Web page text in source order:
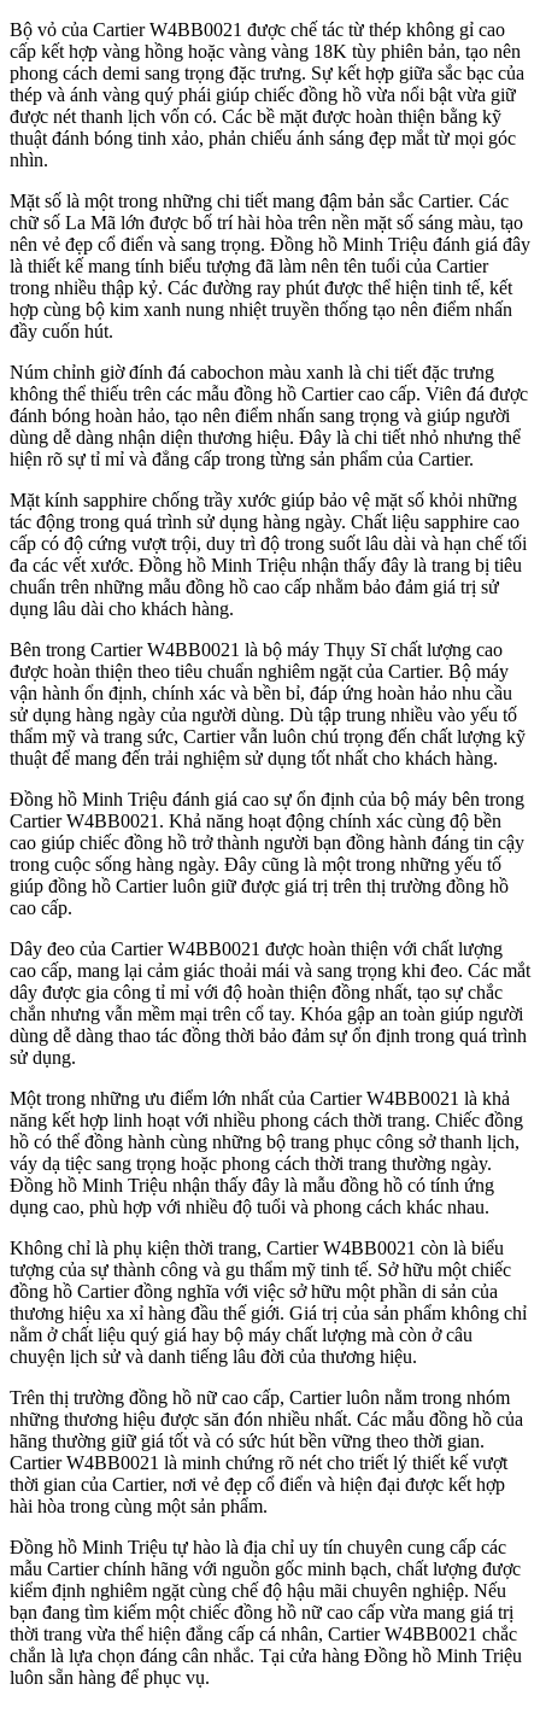
Bộ vỏ của Cartier W4BB0021 được chế tác từ thép không gỉ cao
cấp kết hợp vàng hồng hoặc vàng vàng 18K tùy phiên bản, tạo nên
phong cách demi sang trọng đặc trưng. Sự kết hợp giữa sắc bạc của
thép và ánh vàng quý phái giúp chiếc đồng hồ vừa nổi bật vừa giữ
được nét thanh lịch vốn có. Các bề mặt được hoàn thiện bằng kỹ
thuật đánh bóng tinh xảo, phản chiếu ánh sáng đẹp mắt từ mọi góc
nhìn.
Mặt số là một trong những chi tiết mang đậm bản sắc Cartier. Các
chữ số La Mã lớn được bố trí hài hòa trên nền mặt số sáng màu, tạo
nên vẻ đẹp cổ điển và sang trọng. Đồng hồ Minh Triệu đánh giá đây
là thiết kế mang tính biểu tượng đã làm nên tên tuổi của Cartier
trong nhiều thập kỷ. Các đường ray phút được thể hiện tinh tế, kết
hợp cùng bộ kim xanh nung nhiệt truyền thống tạo nên điểm nhấn
đầy cuốn hút.
Núm chỉnh giờ đính đá cabochon màu xanh là chi tiết đặc trưng
không thể thiếu trên các mẫu đồng hồ Cartier cao cấp. Viên đá được
đánh bóng hoàn hảo, tạo nên điểm nhấn sang trọng và giúp người
dùng dễ dàng nhận diện thương hiệu. Đây là chi tiết nhỏ nhưng thể
hiện rõ sự tỉ mỉ và đẳng cấp trong từng sản phẩm của Cartier.
Mặt kính sapphire chống trầy xước giúp bảo vệ mặt số khỏi những
tác động trong quá trình sử dụng hàng ngày. Chất liệu sapphire cao
cấp có độ cứng vượt trội, duy trì độ trong suốt lâu dài và hạn chế tối
đa các vết xước. Đồng hồ Minh Triệu nhận thấy đây là trang bị tiêu
chuẩn trên những mẫu đồng hồ cao cấp nhằm bảo đảm giá trị sử
dụng lâu dài cho khách hàng.
Bên trong Cartier W4BB0021 là bộ máy Thụy Sĩ chất lượng cao
được hoàn thiện theo tiêu chuẩn nghiêm ngặt của Cartier. Bộ máy
vận hành ổn định, chính xác và bền bỉ, đáp ứng hoàn hảo nhu cầu
sử dụng hàng ngày của người dùng. Dù tập trung nhiều vào yếu tố
thẩm mỹ và trang sức, Cartier vẫn luôn chú trọng đến chất lượng kỹ
thuật để mang đến trải nghiệm sử dụng tốt nhất cho khách hàng.
Đồng hồ Minh Triệu đánh giá cao sự ổn định của bộ máy bên trong
Cartier W4BB0021. Khả năng hoạt động chính xác cùng độ bền
cao giúp chiếc đồng hồ trở thành người bạn đồng hành đáng tin cậy
trong cuộc sống hàng ngày. Đây cũng là một trong những yếu tố
giúp đồng hồ Cartier luôn giữ được giá trị trên thị trường đồng hồ
cao cấp.
Dây đeo của Cartier W4BB0021 được hoàn thiện với chất lượng
cao cấp, mang lại cảm giác thoải mái và sang trọng khi đeo. Các mắt
dây được gia công tỉ mỉ với độ hoàn thiện đồng nhất, tạo sự chắc
chắn nhưng vẫn mềm mại trên cổ tay. Khóa gập an toàn giúp người
dùng dễ dàng thao tác đồng thời bảo đảm sự ổn định trong quá trình
sử dụng.
Một trong những ưu điểm lớn nhất của Cartier W4BB0021 là khả
năng kết hợp linh hoạt với nhiều phong cách thời trang. Chiếc đồng
hồ có thể đồng hành cùng những bộ trang phục công sở thanh lịch,
váy dạ tiệc sang trọng hoặc phong cách thời trang thường ngày.
Đồng hồ Minh Triệu nhận thấy đây là mẫu đồng hồ có tính ứng
dụng cao, phù hợp với nhiều độ tuổi và phong cách khác nhau.
Không chỉ là phụ kiện thời trang, Cartier W4BB0021 còn là biểu
tượng của sự thành công và gu thẩm mỹ tinh tế. Sở hữu một chiếc
đồng hồ Cartier đồng nghĩa với việc sở hữu một phần di sản của
thương hiệu xa xỉ hàng đầu thế giới. Giá trị của sản phẩm không chỉ
nằm ở chất liệu quý giá hay bộ máy chất lượng mà còn ở câu
chuyện lịch sử và danh tiếng lâu đời của thương hiệu.
Trên thị trường đồng hồ nữ cao cấp, Cartier luôn nằm trong nhóm
những thương hiệu được săn đón nhiều nhất. Các mẫu đồng hồ của
hãng thường giữ giá tốt và có sức hút bền vững theo thời gian.
Cartier W4BB0021 là minh chứng rõ nét cho triết lý thiết kế vượt
thời gian của Cartier, nơi vẻ đẹp cổ điển và hiện đại được kết hợp
hài hòa trong cùng một sản phẩm.
Đồng hồ Minh Triệu tự hào là địa chỉ uy tín chuyên cung cấp các
mẫu Cartier chính hãng với nguồn gốc minh bạch, chất lượng được
kiểm định nghiêm ngặt cùng chế độ hậu mãi chuyên nghiệp. Nếu
bạn đang tìm kiếm một chiếc đồng hồ nữ cao cấp vừa mang giá trị
thời trang vừa thể hiện đẳng cấp cá nhân, Cartier W4BB0021 chắc
chắn là lựa chọn đáng cân nhắc. Tại cửa hàng Đồng hồ Minh Triệu
luôn sẵn hàng để phục vụ.